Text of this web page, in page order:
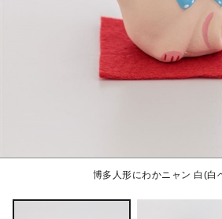
博多人形にわかニャン 白(白